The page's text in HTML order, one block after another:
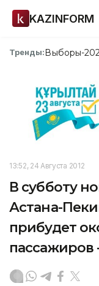
KAZINFORM
Тренды:Выборы-
13:52, 24 Августа 2012
В субботу
Астана-
прибудет
пассажиров